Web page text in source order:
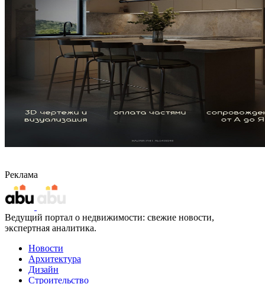
Реклама
Ведущий портал о недвижимости: свежие новости,
экспертная аналитика.
Новости
Архитектура
Дизайн
Строительство